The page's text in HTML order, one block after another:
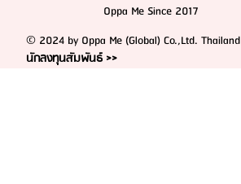
Oppa Me Since 2017
© 2024 by Oppa Me (Global) Co.,Ltd. Thailand
นักลงทุนสัมพันธ์ >>